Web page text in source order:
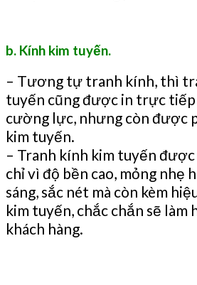
b. Kính kim tuyến.
– Tương tự tranh kính, thì
tuyến cũng được in trực
cường lực, nhưng còn được
kim tuyến.
– Tranh kính kim tuyến
chỉ vì độ bền cao, mỏng nhẹ
sáng, sắc nét mà còn kèm
kim tuyến, chắc chắn sẽ làm
khách hàng.